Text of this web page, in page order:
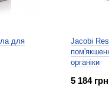
для
Jacobi
органіки
5 184 грн